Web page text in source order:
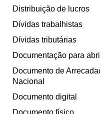
Distribuição de lucros
Dívidas trabalhistas
Dívidas tributárias
Documentação para
Documento de
Nacional
Documento digital